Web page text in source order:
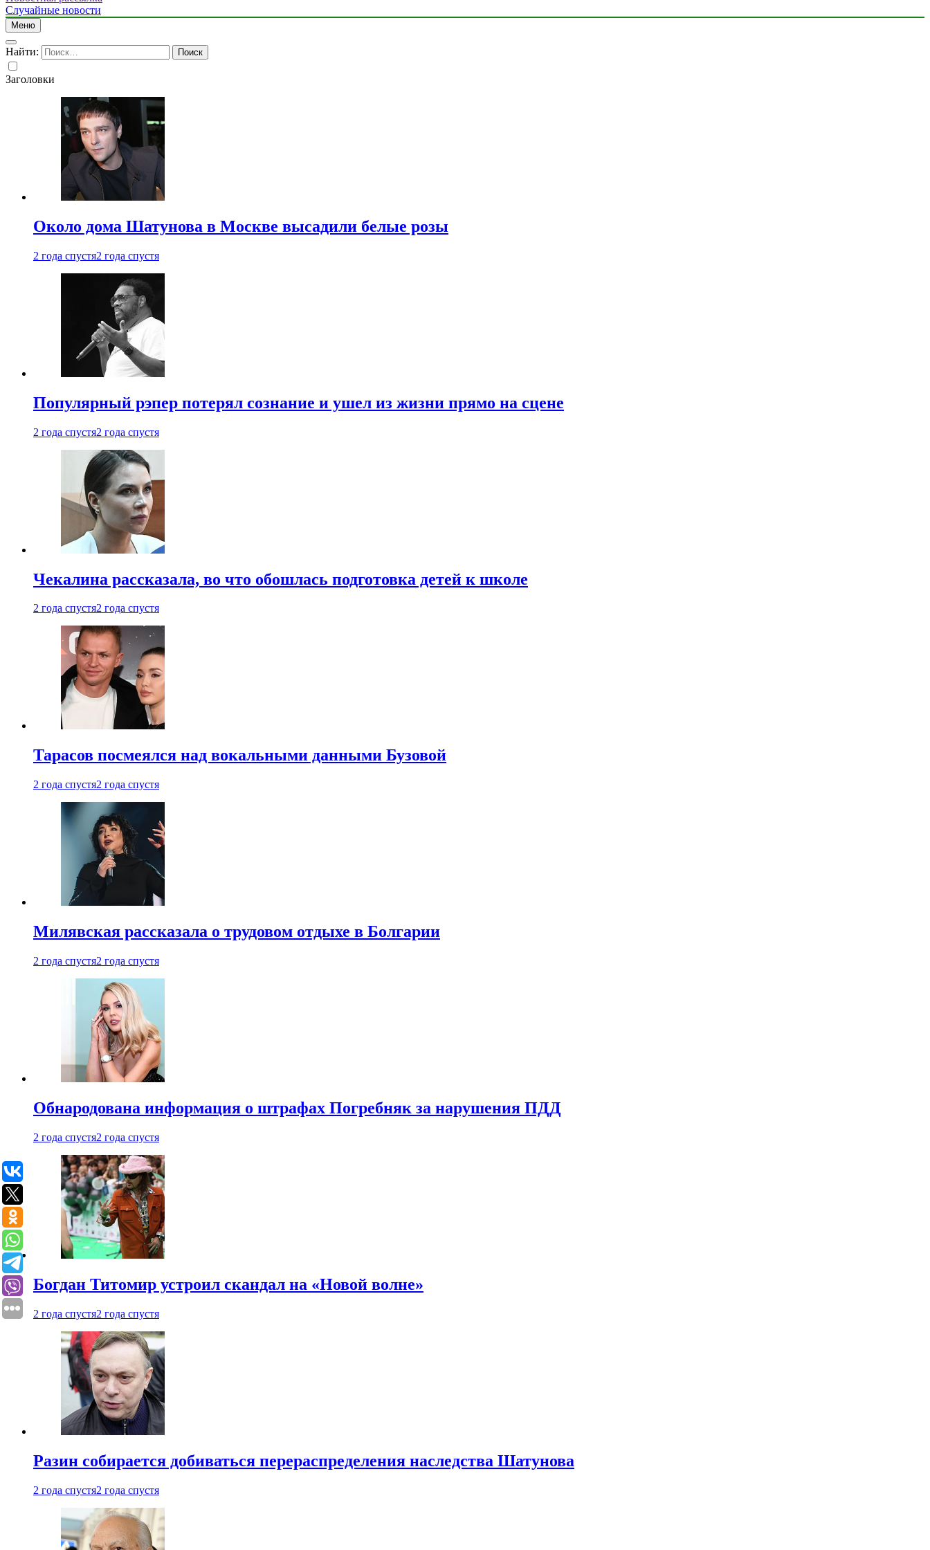
Случайные новости
Меню
Найти:
Заголовки
Около дома Шатунова в Москве высадили белые розы
2 года спустя2 года спустя
Популярный рэпер потерял сознание и ушел из жизни прямо на сцене
2 года спустя2 года спустя
Чекалина рассказала, во что обошлась подготовка детей к школе
2 года спустя2 года спустя
Тарасов посмеялся над вокальными данными Бузовой
2 года спустя2 года спустя
Милявская рассказала о трудовом отдыхе в Болгарии
2 года спустя2 года спустя
Обнародована информация о штрафах Погребняк за нарушения ПДД
2 года спустя2 года спустя
Богдан Титомир устроил скандал на «Новой волне»
2 года спустя2 года спустя
Разин собирается добиваться перераспределения наследства Шатунова
2 года спустя2 года спустя